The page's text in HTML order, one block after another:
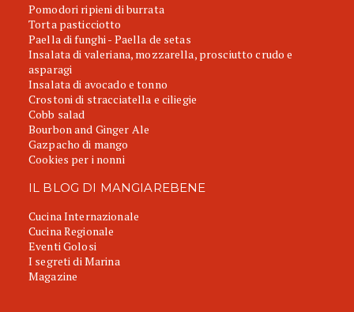
Pomodori ripieni di burrata
Torta pasticciotto
Paella di funghi - Paella de setas
Insalata di valeriana, mozzarella, prosciutto crudo e
asparagi
Insalata di avocado e tonno
Crostoni di stracciatella e ciliegie
Cobb salad
Bourbon and Ginger Ale
Gazpacho di mango
Cookies per i nonni
IL BLOG DI MANGIAREBENE
Cucina Internazionale
Cucina Regionale
Eventi Golosi
I segreti di Marina
Magazine